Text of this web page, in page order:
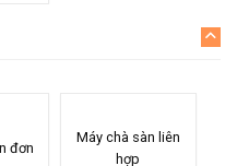
đơn
Máy chà sàn liên
hợp